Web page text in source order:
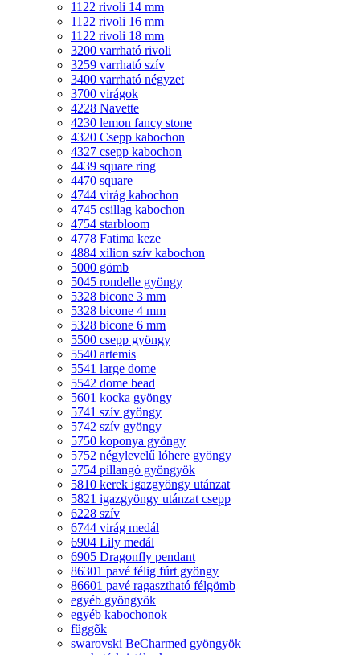
1122 rivoli 14 mm
1122 rivoli 16 mm
1122 rivoli 18 mm
3200 varrható rivoli
3259 varrható szív
3400 varrható négyzet
3700 virágok
4228 Navette
4230 lemon fancy stone
4320 Csepp kabochon
4327 csepp kabochon
4439 square ring
4470 square
4744 virág kabochon
4745 csillag kabochon
4754 starbloom
4778 Fatima keze
4884 xilion szív kabochon
5000 gömb
5045 rondelle gyöngy
5328 bicone 3 mm
5328 bicone 4 mm
5328 bicone 6 mm
5500 csepp gyöngy
5540 artemis
5541 large dome
5542 dome bead
5601 kocka gyöngy
5741 szív gyöngy
5742 szív gyöngy
5750 koponya gyöngy
5752 négylevelű lóhere gyöngy
5754 pillangó gyöngyök
5810 kerek igazgyöngy utánzat
5821 igazgyöngy utánzat csepp
6228 szív
6744 virág medál
6904 Lily medál
6905 Dragonfly pendant
86301 pavé félig fúrt gyöngy
86601 pavé ragasztható félgömb
egyéb gyöngyök
egyéb kabochonok
függõk
swarovski BeCharmed gyöngyök